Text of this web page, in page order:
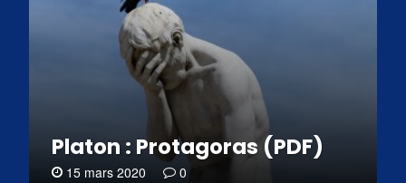
Platon : Protagoras (PDF)
15 mars 2020 0